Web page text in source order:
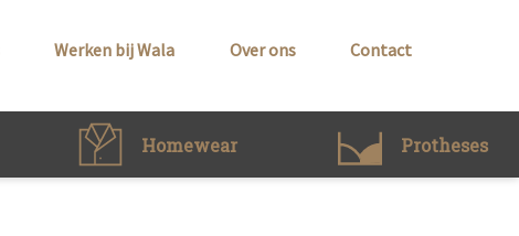
Werken bij Wala Over ons Contact
Homewear Protheses